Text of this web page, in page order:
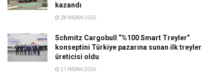
kazandı
28 NISAN 2026
Schmitz Cargobull “%100 Smart Treyler”
konseptini Türkiye pazarına sunan ilk treyler
üreticisi oldu
21 NISAN 2026